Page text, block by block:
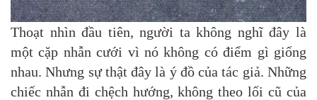
Thoạt nhìn đầu tiên, người ta không nghĩ đây là
một cặp nhẫn cưới vì nó không có điểm gì giống
nhau. Nhưng sự thật đây là ý đồ của tác giả. Những
chiếc nhẫn đi chệch hướng, không theo lối cũ của